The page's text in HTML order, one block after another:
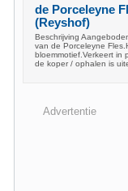
de Porceleyne
(Reyshof)
Beschrijving
van de Porceleyne
bloemmotief.Verkeert in
de koper / ophalen is
Advertentie